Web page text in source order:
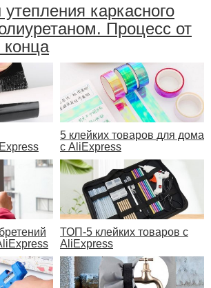
каркасного
Процесс от
5 клейких товаров для дома
с AliExpress
ТОП-5 клейких товаров с
AliExpress